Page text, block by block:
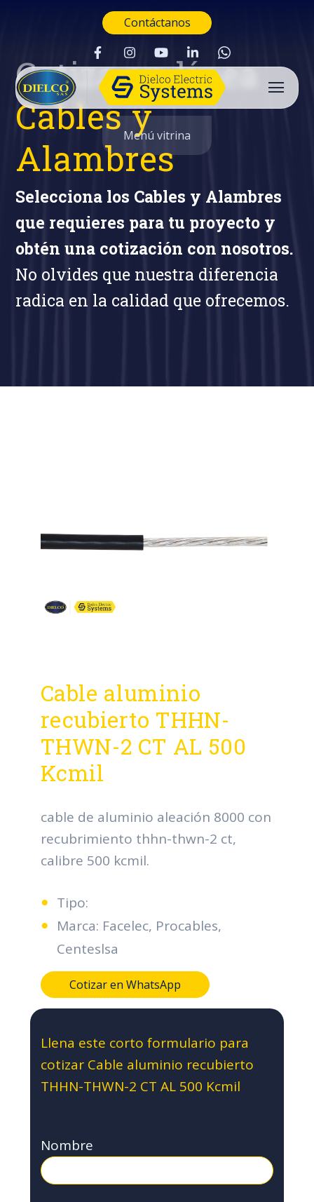
Contáctanos
Buscar
Menú vitrina
Cotiza en línea
Cables y
Alambres
Selecciona los Cables y Alambres
que requieres para tu proyecto y
obtén una cotización con nosotros.
No olvides que nuestra diferencia
radica en la calidad que ofrecemos.
Cable aluminio
recubierto THHN-
THWN-2 CT AL 500
Kcmil
cable de aluminio aleación 8000 con
recubrimiento thhn-thwn-2 ct,
calibre 500 kcmil.
Tipo:
Marca: Facelec, Procables,
Centeslsa
Cotizar en WhatsApp
Llena este corto formulario para
cotizar Cable aluminio recubierto
THHN-THWN-2 CT AL 500 Kcmil
Nombre